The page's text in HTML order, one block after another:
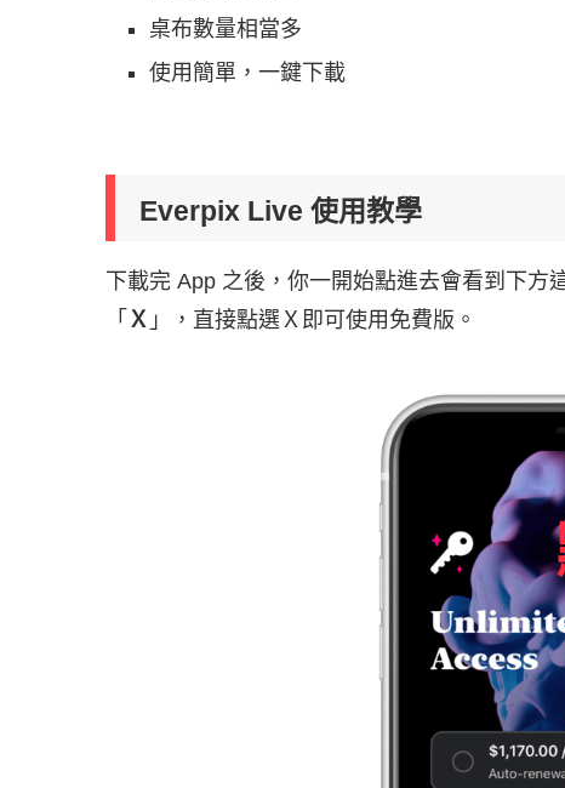
桌布數量相當多
使用簡單，一鍵下載
Everpix Live 使用教學
下載完 App 之後，你一開始點進去會看到下
「 Ｘ 」，直接點選Ｘ即可使用免費版。